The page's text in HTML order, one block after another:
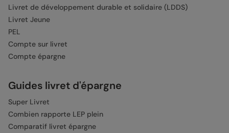
Livret de développement durable et solidaire (LDDS)
Livret Jeune
PEL
Compte sur livret
Compte épargne
Guides livret d'épargne
Super Livret
Combien rapporte LEP plein
Comparatif livret épargne